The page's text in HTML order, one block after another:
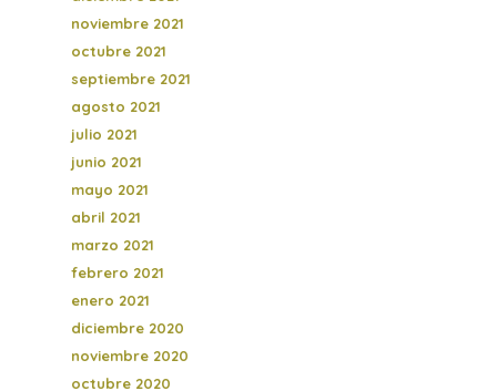
noviembre 2021
octubre 2021
septiembre 2021
agosto 2021
julio 2021
junio 2021
mayo 2021
abril 2021
marzo 2021
febrero 2021
enero 2021
diciembre 2020
noviembre 2020
octubre 2020